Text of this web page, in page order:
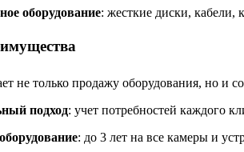
оборудование: жесткие диски, кабели,
не только продажу оборудования, но и
подход: учет потребностей каждого
: до 3 лет на все камеры и